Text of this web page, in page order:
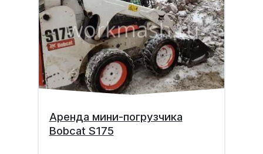
Аренда мини-погрузчика
Bobcat S175